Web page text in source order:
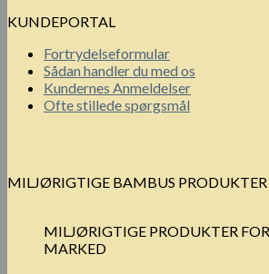
KUNDEPORTAL
Fortrydelseformular
Sådan handler du med os
Kundernes Anmeldelser
Ofte stillede spørgsmål
MILJØRIGTIGE BAMBUS PRODUKTER
MILJØRIGTIGE PRODUKTER
MARKED